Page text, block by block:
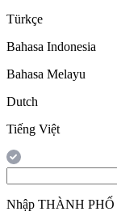
Türkçe
Bahasa Indonesia
Bahasa Melayu
Dutch
Tiếng Việt
Nhập THÀNH PHỐ